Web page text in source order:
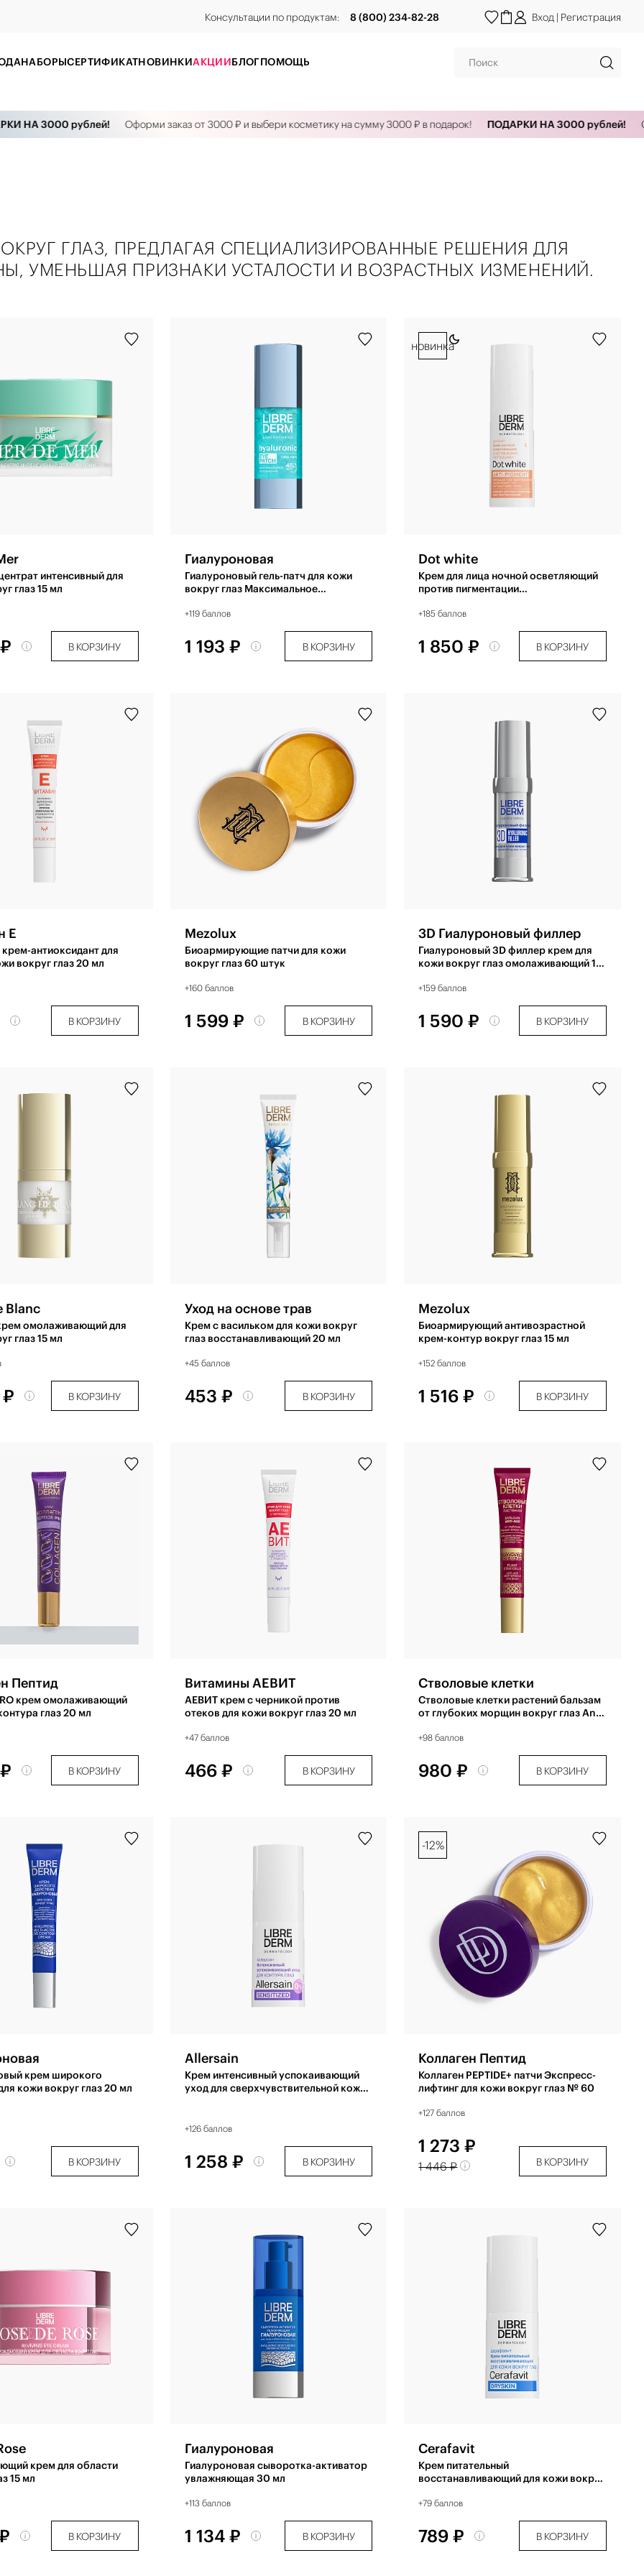
Консультации по продуктам: 8 (800) 234-82-28
НАБОРЫCЕРТИФИКАТНОВИНКИАКЦИИБЛОГПОМОЩЬ
Вход | Регистрация
3000 рублей! Оформи заказ от 3000 ₽ и выбери косметику на сумму 3000 ₽ в подарок! ПОДАРКИ НА 3000 рублей!
ГЛАЗ, ПРЕДЛАГАЯ СПЕЦИАЛИЗИРОВАННЫЕ РЕШЕНИЯ ДЛЯ
УМЕНЬШАЯ ПРИЗНАКИ УСТАЛОСТИ И ВОЗРАСТНЫХ ИЗМЕНЕНИЙ.
интенсивный для
глаз 15 мл
В КОРЗИНУ
Гиалуроновая
Гиалуроновый гель-патч для кожи
вокруг глаз Максимальное
+119 баллов
1 193 ₽ В КОРЗИНУ
Dot white
Крем для лица ночной осветляющий
против пигментации
+185 баллов
1 850 ₽ В КОРЗИНУ
новинка
Е
антиоксидант для
вокруг глаз 20 мл
В КОРЗИНУ
Mezolux
Биоармирующие патчи для кожи
вокруг глаз 60 штук
+160 баллов
1 599 ₽ В КОРЗИНУ
3D Гиалуроновый филлер
Гиалуроновый 3D филлер крем для
кожи вокруг глаз омолаживающий 15
+159 баллов
1 590 ₽ В КОРЗИНУ
Blanc
омолаживающий для
глаз 15 мл
В КОРЗИНУ
Уход на основе трав
Крем с васильком для кожи вокруг
глаз восстанавливающий 20 мл
+45 баллов
453 ₽ В КОРЗИНУ
Mezolux
Биоармирующий антивозрастной
крем-контур вокруг глаз 15 мл
+152 баллов
1 516 ₽ В КОРЗИНУ
Пептид
крем омолаживающий
глаз 20 мл
В КОРЗИНУ
Витамины АЕВИТ
АЕВИТ крем с черникой против
отеков для кожи вокруг глаз 20 мл
+47 баллов
466 ₽ В КОРЗИНУ
Стволовые клетки
Стволовые клетки растений бальзам
от глубоких морщин вокруг глаз Anti-
+98 баллов
980 ₽ В КОРЗИНУ
крем широкого
кожи вокруг глаз 20 мл
В КОРЗИНУ
Allersain
Крем интенсивный успокаивающий
уход для сверхчувствительной кожи
+126 баллов
1 258 ₽ В КОРЗИНУ
Коллаген Пептид
Коллаген PEPTIDE+ патчи Экспресс-
лифтинг для кожи вокруг глаз № 60
+127 баллов
1 273 ₽
1 446 ₽ В КОРЗИНУ
-12%
крем для области
15 мл
В КОРЗИНУ
Гиалуроновая
Гиалуроновая сыворотка-активатор
увлажняющая 30 мл
+113 баллов
1 134 ₽ В КОРЗИНУ
Cerafavit
Крем питательный
восстанавливающий для кожи вокруг
+79 баллов
789 ₽ В КОРЗИНУ